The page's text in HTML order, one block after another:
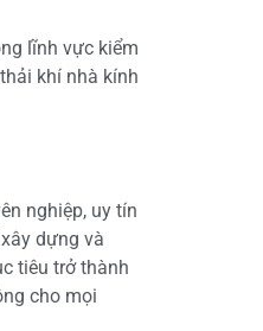
lĩnh vực kiểm
khí nhà kính
nghiệp, uy tín
dựng và
tiêu trở thành
cho mọi